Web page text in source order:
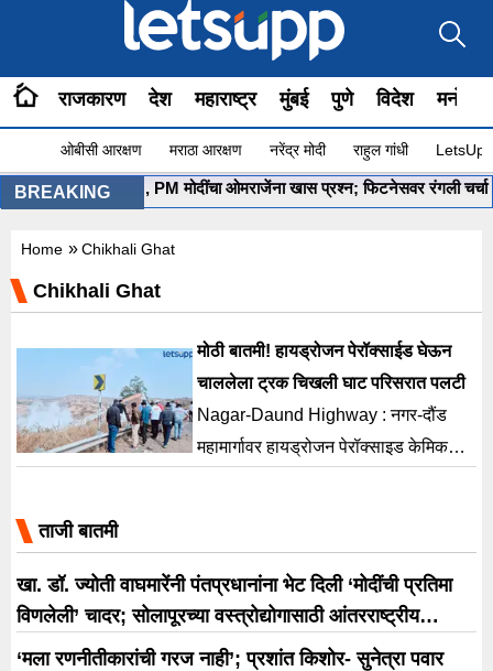
राजकारण देश महाराष्ट्र मुंबई पुणे विदेश
ओबीसी आरक्षण मराठा आरक्षण नरेंद्र मोदी राहुल गांधी
BREAKING
”योग सुरू आहे ना?”, PM मोदींचा ओमराजेंना खास प्रश्न; फिटनेसवर रंगली चर्चा •
Home »Chikhali Ghat
Chikhali Ghat
मोठी बातमी! हायड्रोजन पेरॉक्साईड घेऊन
चाललेला ट्रक चिखली घाट परिसरात पलटी
Nagar-Daund Highway : नगर-दौंड
महामार्गावर हायड्रोजन पेरॉक्साइड केमिकल
ताजी बातमी
खा. डॉ. ज्योती वाघमारेंनी पंतप्रधानांना भेट दिली ‘मोदींची प्रतिमा
विणलेली’ चादर; सोलापूरच्या वस्त्रोद्योगासाठी आंतरराष्ट्रीय
धोरणाची मागणी
‘मला रणनीतीकारांची गरज नाही’; प्रशांत किशोर- सुनेत्रा पवार